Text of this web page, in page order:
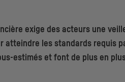
exige des acteurs une
atteindre les standards requis
estimés et font de plus en